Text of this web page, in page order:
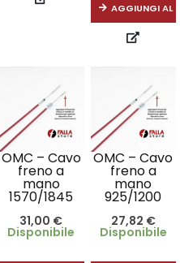
AGGIUNGI AL
OMC – Cavo
freno a
mano
1570/1845
31,00 €
Disponibile
OMC – Cavo
freno a
mano
925/1200
27,82 €
Disponibile